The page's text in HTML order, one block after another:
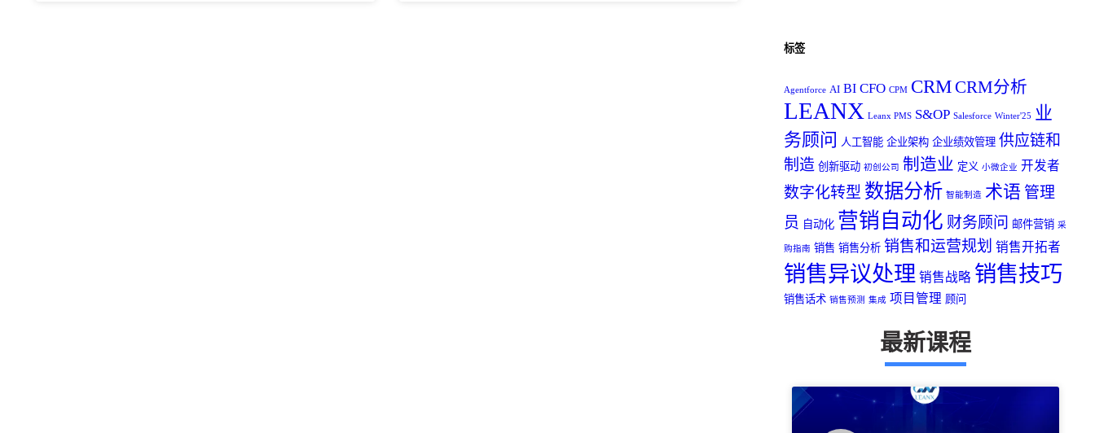
标签
Agentforce AI BI CFO CPM CRMCRM分析
LEANX Leanx PMS S&OP Salesforce Winter'25
业
务顾问 人工智能 企业架构 企业绩效管理 供应链和
制造 创新驱动 初创公司 制造业 定义 小微企业 开发者
数字化转型 数据分析 智能制造 术语 管理
员 自动化 营销自动化 财务顾问 邮件营销 采
购指南 销售 销售分析 销售和运营规划 销售开拓者
销售异议处理 销售战略 销售技巧
销售话术 销售预测 集成 项目管理 顾问
最新课程